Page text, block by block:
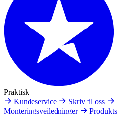
Praktisk
Kundeservice
Skriv til oss
Monteringsveiledninger